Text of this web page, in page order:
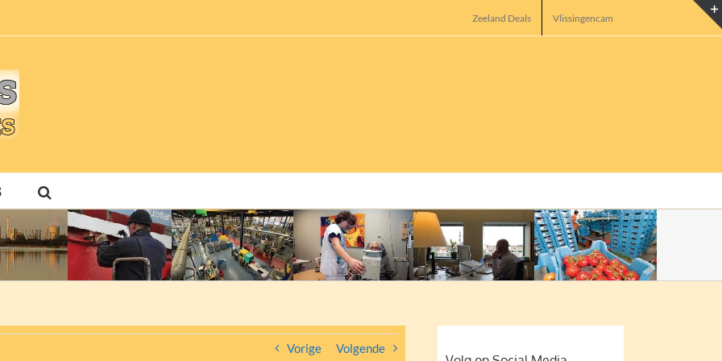
Zeeland Deals Vlissingencam
Vorige Volgende